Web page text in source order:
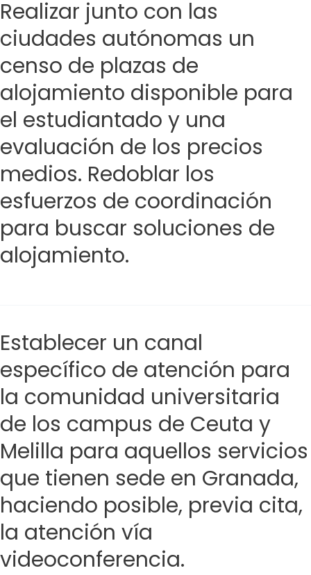
Realizar junto con las
ciudades autónomas un
censo de plazas de
alojamiento disponible para
el estudiantado y una
evaluación de los precios
medios. Redoblar los
esfuerzos de coordinación
para buscar soluciones de
alojamiento.
Establecer un canal
específico de atención para
la comunidad universitaria
de los campus de Ceuta y
Melilla para aquellos servicios
que tienen sede en Granada,
haciendo posible, previa cita,
la atención vía
videoconferencia.